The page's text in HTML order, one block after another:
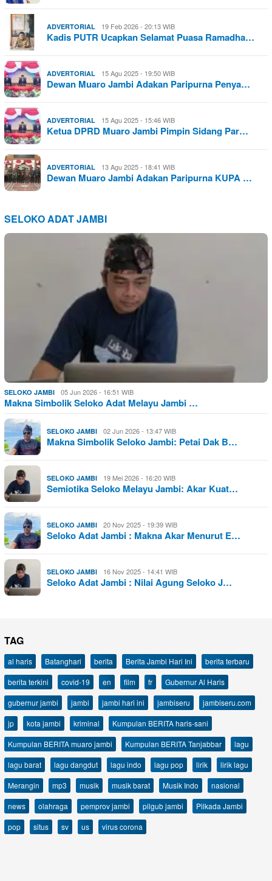
ADVERTORIAL 19 Feb 2026 - 20:13 WIB
Kadis PUTR Ucapkan Selamat Puasa Ramadha…
ADVERTORIAL 15 Agu 2025 - 19:50 WIB
Dewan Muaro Jambi Adakan Paripurna Penya…
ADVERTORIAL 15 Agu 2025 - 15:46 WIB
Ketua DPRD Muaro Jambi Pimpin Sidang Par…
ADVERTORIAL 13 Agu 2025 - 18:41 WIB
Dewan Muaro Jambi Adakan Paripurna KUPA …
SELOKO ADAT JAMBI
SELOKO JAMBI 05 Jun 2026 - 16:51 WIB
Makna Simbolik Seloko Adat Melayu Jambi …
SELOKO JAMBI 02 Jun 2026 - 13:47 WIB
Makna Simbolik Seloko Jambi: Petai Dak B…
SELOKO JAMBI 19 Mei 2026 - 16:20 WIB
Semiotika Seloko Melayu Jambi: Akar Kuat…
SELOKO JAMBI 20 Nov 2025 - 19:39 WIB
Seloko Adat Jambi : Makna Akar Menurut E…
SELOKO JAMBI 16 Nov 2025 - 14:41 WIB
Seloko Adat Jambi : Nilai Agung Seloko J…
TAG
al haris Batanghari berita Berita Jambi Hari Ini
berita terbaru
berita terkini
covid-19 en film fr
Gubernur Al Haris
gubernur jambi
jambi jambi hari ini jambiseru
jambiseru.com
jp
kota jambi kriminal
Kumpulan BERITA haris-sani
Kumpulan BERITA muaro jambi
Kumpulan BERITA Tanjabbar
lagu
lagu barat
lagu dangdut lagu indo lagu pop lirik
lirik lagu
Merangin
mp3 musik musik barat Musik Indo
nasional
news
olahraga pemprov jambi pilgub jambi
Pilkada Jambi
pop
situs sv us virus corona